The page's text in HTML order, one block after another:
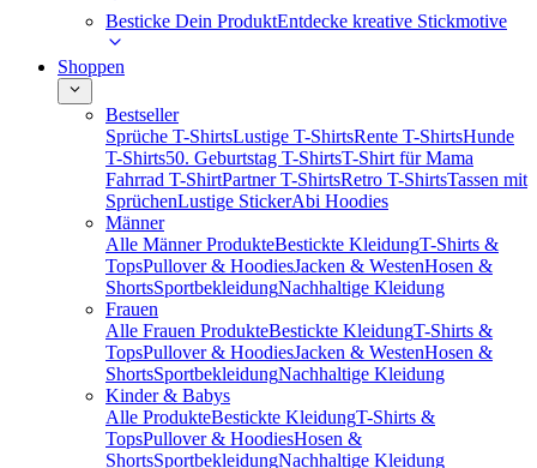
Besticke Dein ProduktEntdecke kreative Stickmotive
Shoppen
Bestseller
Sprüche T-ShirtsLustige T-ShirtsRente T-ShirtsHunde
T-Shirts50. Geburtstag T-ShirtsT-Shirt für Mama
Fahrrad T-ShirtPartner T-ShirtsRetro T-ShirtsTassen mit
SprüchenLustige StickerAbi Hoodies
Männer
Alle Männer ProdukteBestickte KleidungT-Shirts &
TopsPullover & HoodiesJacken & WestenHosen &
ShortsSportbekleidungNachhaltige Kleidung
Frauen
Alle Frauen ProdukteBestickte KleidungT-Shirts &
TopsPullover & HoodiesJacken & WestenHosen &
ShortsSportbekleidungNachhaltige Kleidung
Kinder & Babys
Alle ProdukteBestickte KleidungT-Shirts &
TopsPullover & HoodiesHosen &
ShortsSportbekleidungNachhaltige Kleidung